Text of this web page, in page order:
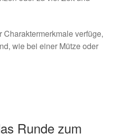
verfüge,
wie bei einer Mütze oder
Runde zum